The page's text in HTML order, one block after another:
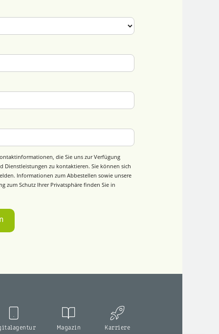
die Sie uns zur Verfügung
Dienstleistungen zu kontaktieren. Sie können sich
Informationen zum Abbestellen sowie unsere
zum Schutz Ihrer Privatsphäre finden Sie in
Magazin Karriere